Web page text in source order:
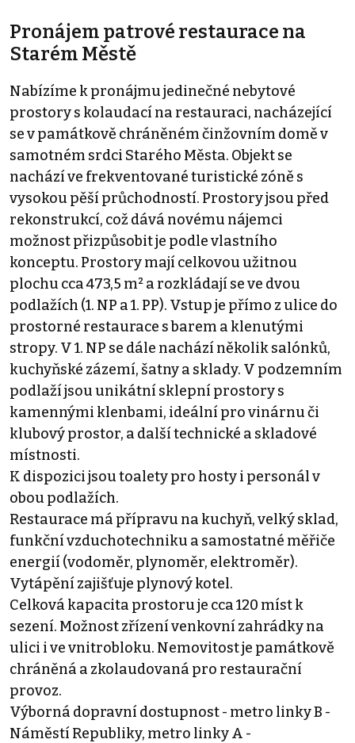
Pronájem patrové restaurace na
Starém Městě
Nabízíme k pronájmu jedinečné nebytové
prostory s kolaudací na restauraci, nacházející
se v památkově chráněném činžovním domě v
samotném srdci Starého Města. Objekt se
nachází ve frekventované turistické zóně s
vysokou pěší průchodností. Prostory jsou před
rekonstrukcí, což dává novému nájemci
možnost přizpůsobit je podle vlastního
konceptu. Prostory mají celkovou užitnou
plochu cca 473,5 m² a rozkládají se ve dvou
podlažích (1. NP a 1. PP). Vstup je přímo z ulice do
prostorné restaurace s barem a klenutými
stropy. V 1. NP se dále nachází několik salónků,
kuchyňské zázemí, šatny a sklady. V podzemním
podlaží jsou unikátní sklepní prostory s
kamennými klenbami, ideální pro vinárnu či
klubový prostor, a další technické a skladové
místnosti.
K dispozici jsou toalety pro hosty i personál v
obou podlažích.
Restaurace má přípravu na kuchyň, velký sklad,
funkční vzduchotechniku a samostatné měřiče
energií (vodoměr, plynoměr, elektroměr).
Vytápění zajišťuje plynový kotel.
Celková kapacita prostoru je cca 120 míst k
sezení. Možnost zřízení venkovní zahrádky na
ulici i ve vnitrobloku. Nemovitost je památkově
chráněná a zkolaudovaná pro restaurační
provoz.
Výborná dopravní dostupnost - metro linky B -
Náměstí Republiky, metro linky A -